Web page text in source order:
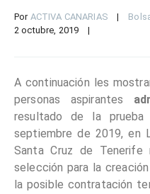
Por ACTIVA CANARIAS |
2 octubre, 2019 |
A continuación les
personas aspirantes
resultado de la
septiembre de 2019, en
Santa Cruz de Tenerife
selección para la
la posible contratación